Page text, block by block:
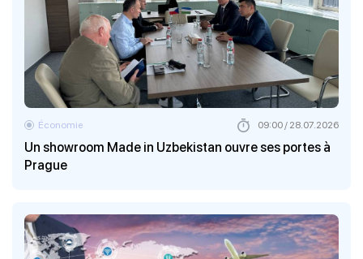
Un showroom Made in Uzbekistan ouvre ses portes à
Prague
Économie 09:00 / 28.07.2026